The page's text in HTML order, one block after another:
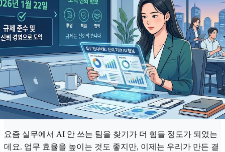
요즘 실무에서 AI 안 쓰는 팀을 찾기가 더 힘들 정도가 되었는
데요. 업무 효율을 높이는 것도 좋지만, 이제는 우리가 만든 결